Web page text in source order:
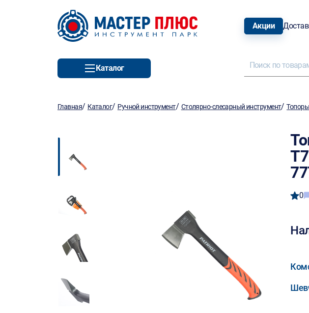
Акции
Каталог
Главная/ Каталог/ Ручной инструмент/ Столярно-слесарный инструмент/Топоры
0